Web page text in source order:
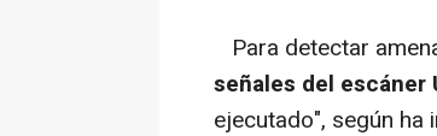
Para detectar
señales del escáner
ejecutado", según ha